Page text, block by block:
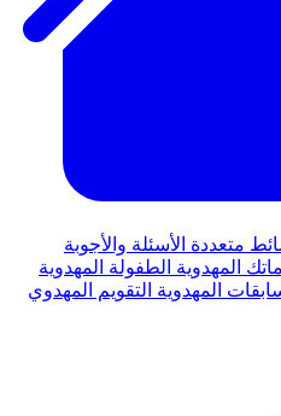
والأجوبة
الطفولة المهدوية
التقويم المهدوي